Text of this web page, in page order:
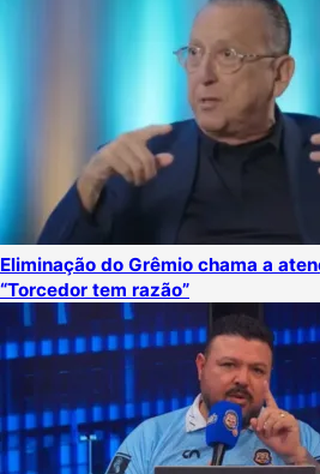
Eliminação do Grêmio chama a
“Torcedor tem razão”